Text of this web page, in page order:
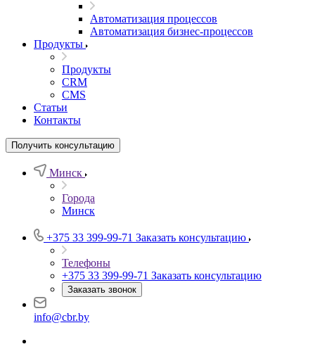
Автоматизация процессов
Автоматизация бизнес-процессов
Продукты
Продукты
CRM
CMS
Статьи
Контакты
Получить консультацию
Минск
Города
Минск
+375 33 399-99-71 Заказать консультацию
Телефоны
+375 33 399-99-71 Заказать консультацию
Заказать звонок
info@cbr.by